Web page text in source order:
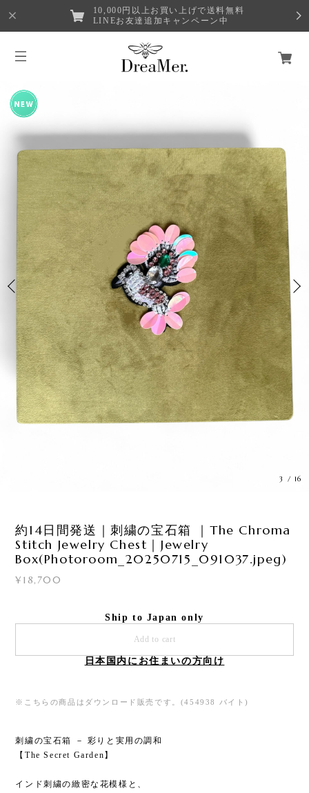
10,000円以上お買い上げで送料無料
LINEお友達追加キャンペーン中
3 / 16
約14日間発送｜刺繍の宝石箱 ｜The Chroma
Stitch Jewelry Chest｜Jewelry
Box(Photoroom_20250715_091037.jpeg)
¥18,700
Ship to Japan only
Add to cart
日本国内にお住まいの方向け
※こちらの商品はダウンロード販売です。(454938 バイト)
刺繍の宝石箱 － 彩りと実用の調和
【The Secret Garden】
インド刺繍の緻密な花模様と、